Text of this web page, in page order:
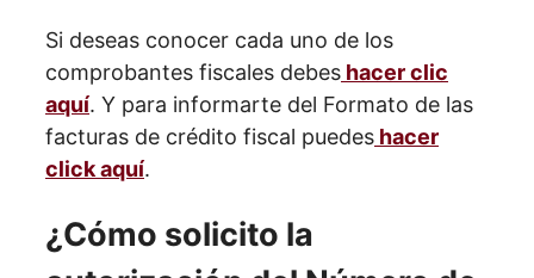
Si deseas conocer cada uno de los
comprobantes fiscales debes hacer clic
aquí. Y para informarte del Formato de las
facturas de crédito fiscal puedes hacer
click aquí.
¿Cómo solicito la